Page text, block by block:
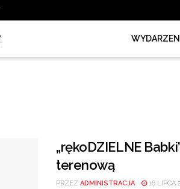
„rękoDZIELNE
terenową
PRZEZ ADMINISTRACJA 16 LIPCA